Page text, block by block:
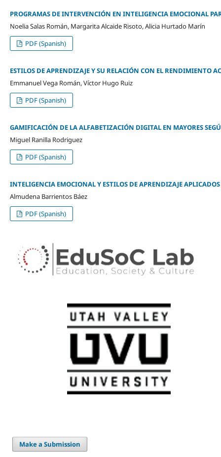
PROGRAMAS DE INTERVENCIÓN EN INTELIGENCIA EMOCIONAL
Noelia Salas Román, Margarita Alcaide Risoto, Alicia Hurtado Marín
PDF (Spanish)
ESTILOS DE APRENDIZAJE Y SU RELACIÓN CON EL RENDIMIENTO
Emmanuel Vega Román, Víctor Hugo Ruiz
PDF (Spanish)
GAMIFICACIÓN DE LA ALFABETIZACIÓN DIGITAL EN MAYORES
Miguel Ranilla Rodriguez
PDF (Spanish)
INTELIGENCIA EMOCIONAL Y ESTILOS DE APRENDIZAJE
Almudena Barrientos Báez
PDF (Spanish)
Make a Submission